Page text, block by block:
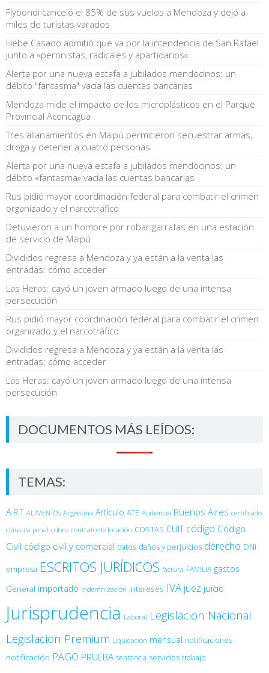
Flybondi canceló el 85% de sus vuelos a Mendoza y dejó a
miles de turistas varados
Hebe Casado admitió que va por la intendencia de San Rafael
junto a «peronistas, radicales y apartidarios»
Alerta por una nueva estafa a jubilados mendocinos: un
débito "fantasma" vacía las cuentas bancarias
Mendoza mide el impacto de los microplásticos en el Parque
Provincial Aconcagua
Tres allanamientos en Maipú permitieron secuestrar armas,
droga y detener a cuatro personas
Alerta por una nueva estafa a jubilados mendocinos: un
débito «fantasma» vacía las cuentas bancarias
Rus pidió mayor coordinación federal para combatir el crimen
organizado y el narcotráfico
Detuvieron a un hombre por robar garrafas en una estación
de servicio de Maipú
Divididos regresa a Mendoza y ya están a la venta las
entradas: cómo acceder
Las Heras: cayó un joven armado luego de una intensa
persecución
Rus pidió mayor coordinación federal para combatir el crimen
organizado y el narcotráfico
Divididos regresa a Mendoza y ya están a la venta las
entradas: cómo acceder
Las Heras: cayó un joven armado luego de una intensa
persecución
DOCUMENTOS MÁS LEÍDOS:
TEMAS:
A.R.T ALIMENTOS Argentina Artículo ATE Audiencia Buenos Aires certificado
cláusula penal cobro contrato de locación COSTAS CUIT código Código
Civil código civil y comercial datos daños y perjuicios derecho DNI
empresa ESCRITOS JURÍDICOS factura FAMILIA gastos
General importado indemnización intereses IVA juez juicio
Jurisprudencia Laboral Legislacion Nacional
Legislacion Premium Liquidación mensual notificaciones
notificación PAGO PRUEBA sentencia servicios trabajo